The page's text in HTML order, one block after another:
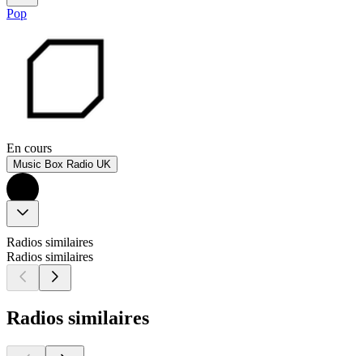
Pop
En cours
Music Box Radio UK
Radios similaires
Radios similaires
Radios similaires